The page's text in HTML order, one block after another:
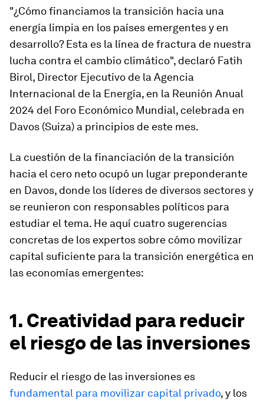
"¿Cómo financiamos la transición hacia una
energía limpia en los países emergentes y en
desarrollo? Esta es la línea de fractura de nuestra
lucha contra el cambio climático", declaró Fatih
Birol, Director Ejecutivo de la Agencia
Internacional de la Energía, en la Reunión Anual
2024 del Foro Económico Mundial, celebrada en
Davos (Suiza) a principios de este mes.
La cuestión de la financiación de la transición
hacia el cero neto ocupó un lugar preponderante
en Davos, donde los líderes de diversos sectores y
se reunieron con responsables políticos para
estudiar el tema. He aquí cuatro sugerencias
concretas de los expertos sobre cómo movilizar
capital suficiente para la transición energética en
las economías emergentes:
1. Creatividad para reducir
el riesgo de las inversiones
Reducir el riesgo de las inversiones es
fundamental para movilizar capital privado, y los